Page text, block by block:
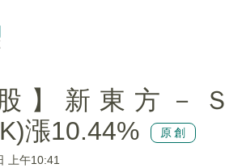
】新東方－Ｓ
漲10.44%
原創
上午10:41